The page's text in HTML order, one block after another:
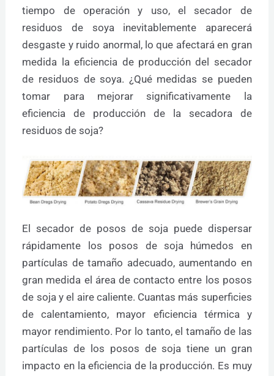
tiempo de operación y uso, el secador de
residuos de soya inevitablemente aparecerá
desgaste y ruido anormal, lo que afectará en gran
medida la eficiencia de producción del secador
de residuos de soya. ¿Qué medidas se pueden
tomar para mejorar significativamente la
eficiencia de producción de la secadora de
residuos de soja?
El secador de posos de soja puede dispersar
rápidamente los posos de soja húmedos en
partículas de tamaño adecuado, aumentando en
gran medida el área de contacto entre los posos
de soja y el aire caliente. Cuantas más superficies
de calentamiento, mayor eficiencia térmica y
mayor rendimiento. Por lo tanto, el tamaño de las
partículas de los posos de soja tiene un gran
impacto en la eficiencia de la producción. Es muy